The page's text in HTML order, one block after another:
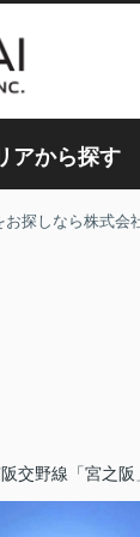
アから探す
探しなら株式会
交野線「宮之